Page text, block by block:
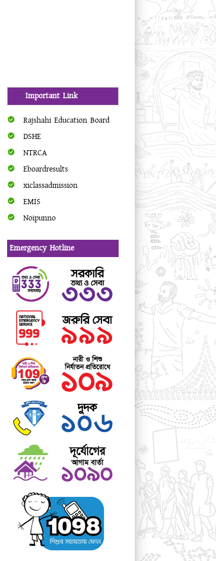
আগামী ২২/০৭/২০২৬ তারিখ বার্ষিক ক্রীড়া
Important Link
Rajshahi Education Board
DSHE
NTRCA
Eboardresults
xiclassadmission
EMIS
Noipunno
Emergency Hotline